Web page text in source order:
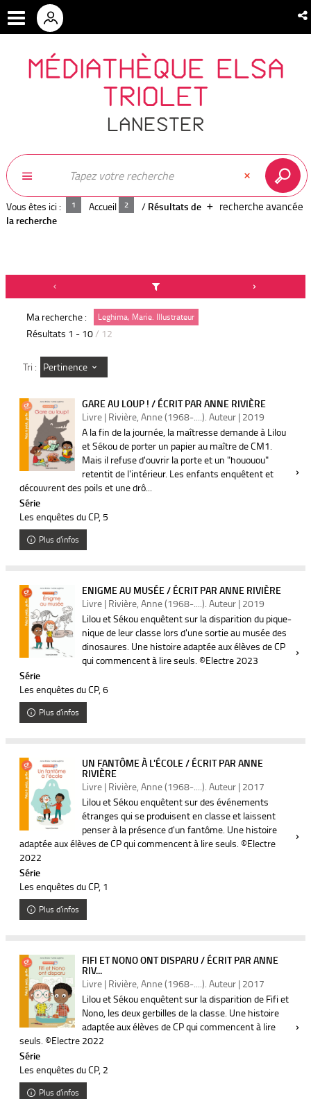
MÉDIATHÈQUE ELSA
TRIOLET
LANESTER
recherche avancée
Vous êtes ici : Accueil / Résultats de
la recherche
Ma recherche : Leghima, Marie. Illustrateur
Résultats 1 - 10/ 12
Tri : Pertinence
GARE AU LOUP ! / ÉCRIT PAR ANNE RIVIÈRE
Livre | Rivière, Anne (1968-....). Auteur | 2019
A la fin de la journée, la maîtresse demande à Lilou
et Sékou de porter un papier au maître de CM1.
Mais il refuse d'ouvrir la porte et un "hououou"
retentit de l'intérieur. Les enfants enquêtent et
découvrent des poils et une drô...
Série
Les enquêtes du CP, 5
Plus d'infos
ENIGME AU MUSÉE / ÉCRIT PAR ANNE RIVIÈRE
Livre | Rivière, Anne (1968-....). Auteur | 2019
Lilou et Sékou enquêtent sur la disparition du pique-
nique de leur classe lors d'une sortie au musée des
dinosaures. Une histoire adaptée aux élèves de CP
qui commencent à lire seuls. ©Electre 2023
Série
Les enquêtes du CP, 6
Plus d'infos
UN FANTÔME À L'ÉCOLE / ÉCRIT PAR ANNE
RIVIÈRE
Livre | Rivière, Anne (1968-....). Auteur | 2017
Lilou et Sékou enquêtent sur des événements
étranges qui se produisent en classe et laissent
penser à la présence d'un fantôme. Une histoire
adaptée aux élèves de CP qui commencent à lire seuls. ©Electre
2022
Série
Les enquêtes du CP, 1
Plus d'infos
FIFI ET NONO ONT DISPARU / ÉCRIT PAR ANNE
RIV...
Livre | Rivière, Anne (1968-....). Auteur | 2017
Lilou et Sékou enquêtent sur la disparition de Fifi et
Nono, les deux gerbilles de la classe. Une histoire
adaptée aux élèves de CP qui commencent à lire
seuls. ©Electre 2022
Série
Les enquêtes du CP, 2
Plus d'infos